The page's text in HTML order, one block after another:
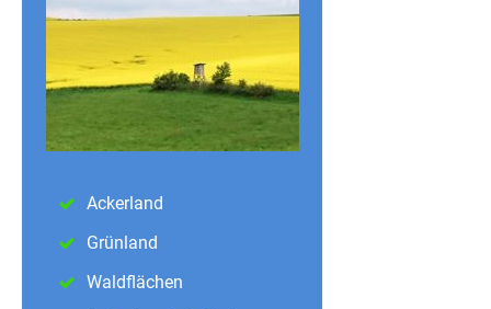
Ackerland
Grünland
Waldflächen